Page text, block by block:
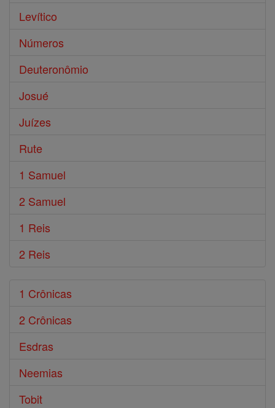
Levítico
Números
Deuteronômio
Josué
Juízes
Rute
1 Samuel
2 Samuel
1 Reis
2 Reis
1 Crônicas
2 Crônicas
Esdras
Neemias
Tobit